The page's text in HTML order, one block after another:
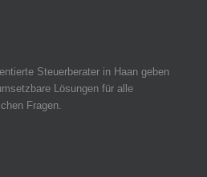
Steuerberater in Haan geben
Lösungen für alle
Fragen.